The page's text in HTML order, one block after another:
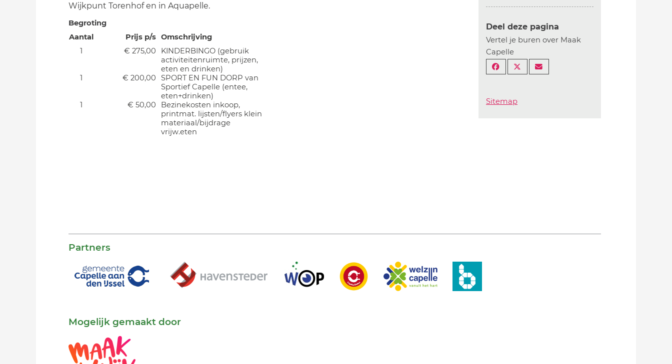
Wijkpunt Torenhof en in Aquapelle.
Begroting
Aantal
Prijs p/s Omschrijving
1
€ 275,00
KINDERBINGO (gebruik
activiteitenruimte, prijzen,
eten en drinken)
1
€ 200,00
SPORT EN FUN DORP van
Sportief Capelle (entee,
eten+drinken)
1
€ 50,00
Bezinekosten inkoop,
printmat. lijsten/flyers klein
materiaal/bijdrage
vrijw.eten
Deel deze pagina
Vertel je buren over Maak
Capelle
Sitemap
Partners
Mogelijk gemaakt door